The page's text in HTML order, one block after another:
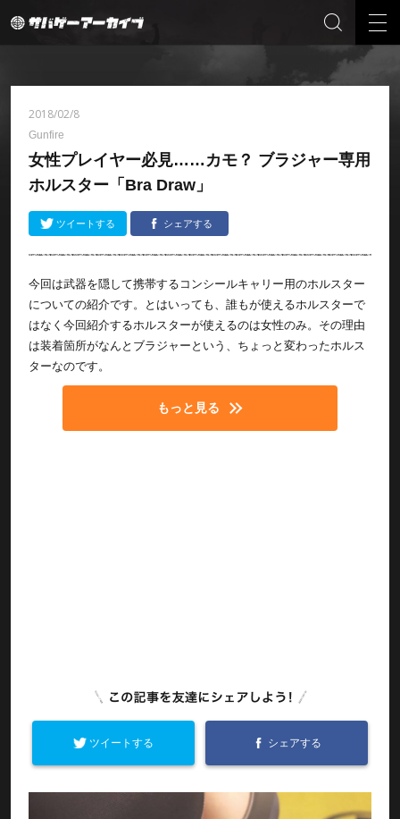
2018/02/8
Gunfire
女性プレイヤー必見……カモ？ ブラジャー専用
ホルスター「Bra Draw」
ツイートする シェアする
今回は武器を隠して携帯するコンシールキャリー用のホルスター
についての紹介です。とはいっても、誰もが使えるホルスターで
はなく今回紹介するホルスターが使えるのは女性のみ。その理由
は装着箇所がなんとブラジャーという、ちょっと変わったホルス
ターなのです。
もっと見る
ツイートする シェアする